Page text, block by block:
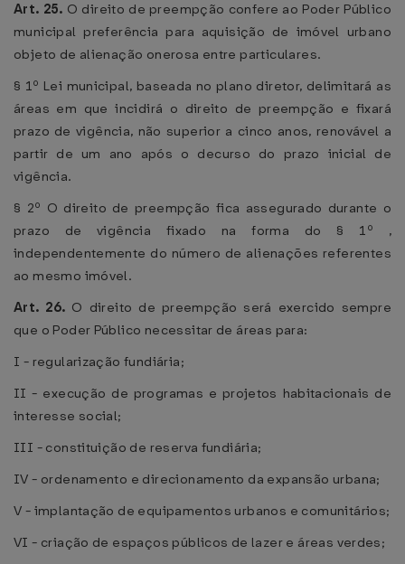
Art. 25. O direito de preempção confere ao Poder Público
municipal preferência para aquisição de imóvel urbano
objeto de alienação onerosa entre particulares.
§ 1º Lei municipal, baseada no plano diretor, delimitará as
áreas em que incidirá o direito de preempção e fixará
prazo de vigência, não superior a cinco anos, renovável a
partir de um ano após o decurso do prazo inicial de
vigência.
§ 2º O direito de preempção fica assegurado durante o
prazo de vigência fixado na forma do § 1º ,
independentemente do número de alienações referentes
ao mesmo imóvel.
Art. 26. O direito de preempção será exercido sempre
que o Poder Público necessitar de áreas para:
I - regularização fundiária;
II - execução de programas e projetos habitacionais de
interesse social;
III - constituição de reserva fundiária;
IV - ordenamento e direcionamento da expansão urbana;
V - implantação de equipamentos urbanos e comunitários;
VI - criação de espaços públicos de lazer e áreas verdes;